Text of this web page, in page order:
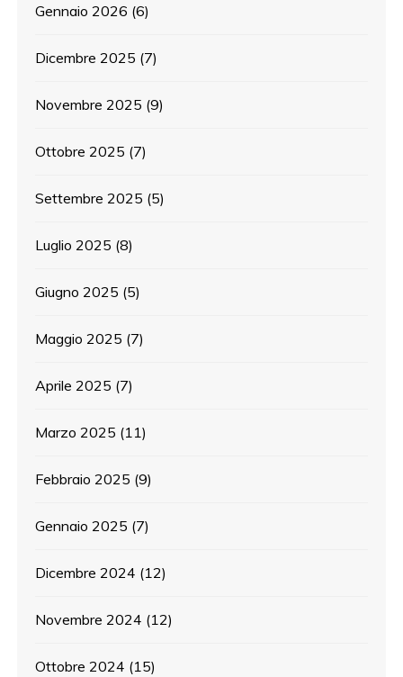
Gennaio 2026 (6)
Dicembre 2025 (7)
Novembre 2025 (9)
Ottobre 2025 (7)
Settembre 2025 (5)
Luglio 2025 (8)
Giugno 2025 (5)
Maggio 2025 (7)
Aprile 2025 (7)
Marzo 2025 (11)
Febbraio 2025 (9)
Gennaio 2025 (7)
Dicembre 2024 (12)
Novembre 2024 (12)
Ottobre 2024 (15)